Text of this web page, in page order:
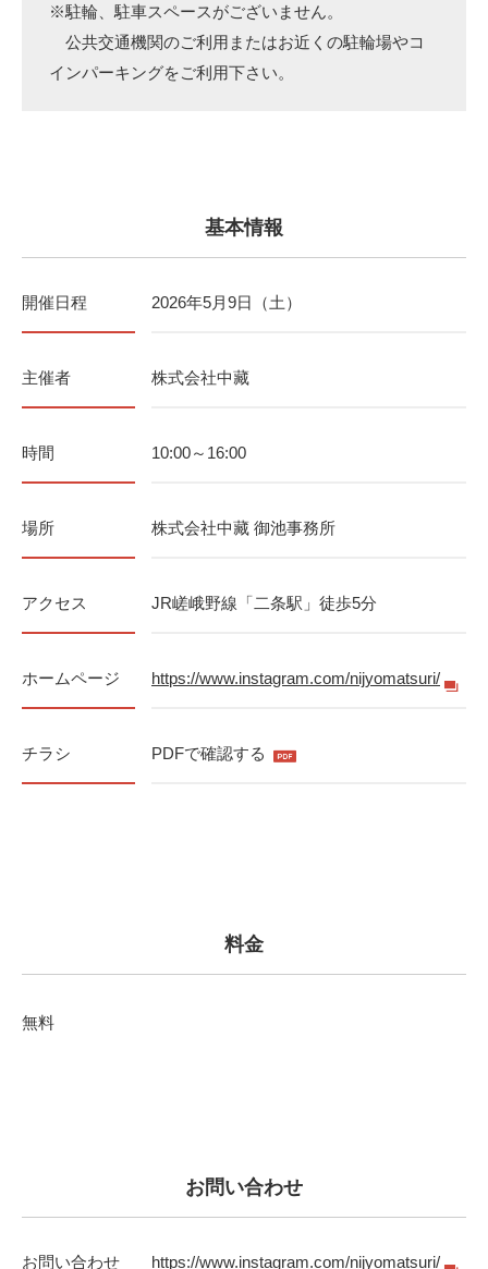
※駐輪、駐車スペースがございません。
公共交通機関のご利用またはお近くの駐輪場やコ
インパーキングをご利用下さい。
基本情報
開催日程 2026年5月9日（土）
主催者 株式会社中藏
時間 10:00～16:00
場所 株式会社中藏 御池事務所
アクセス JR嵯峨野線「二条駅」徒歩5分
ホームページ https://www.instagram.com/nijyomatsuri/
チラシ PDFで確認する
料金
無料
お問い合わせ
お問い合わせ https://www.instagram.com/nijyomatsuri/